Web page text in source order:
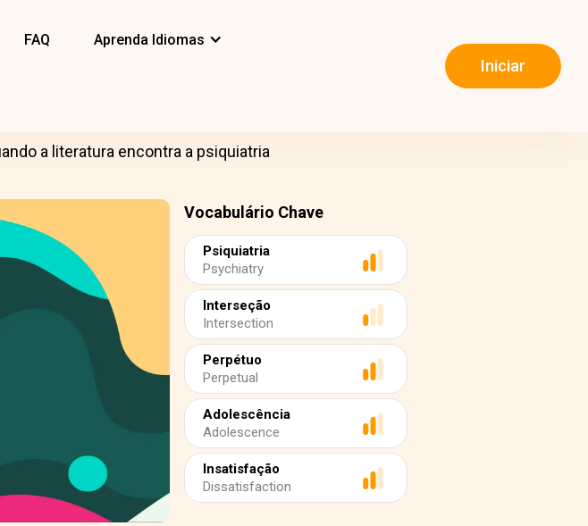
FAQ Aprenda Idiomas
Iniciar
a literatura encontra a psiquiatria
Vocabulário Chave
Psiquiatria
Psychiatry
Interseção
Intersection
Perpétuo
Perpetual
Adolescência
Adolescence
Insatisfação
Dissatisfaction